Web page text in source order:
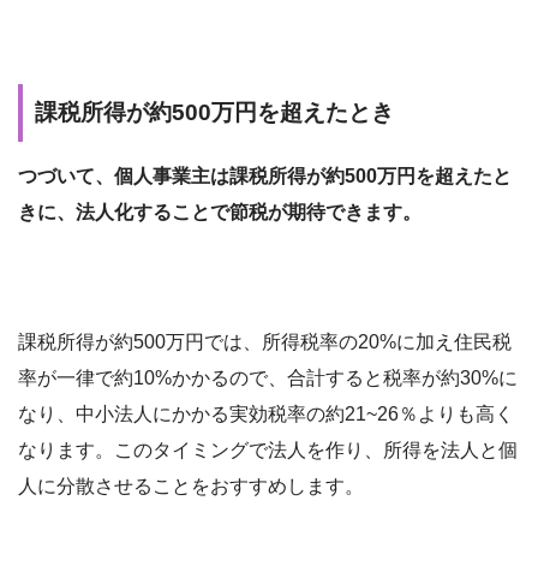
課税所得が約500万円を超えたとき
つづいて、個人事業主は課税所得が約500万円を超えたと
きに、法人化することで節税が期待できます。
課税所得が約500万円では、所得税率の20%に加え住民税
率が一律で約10%かかるので、合計すると税率が約30%に
なり、中小法人にかかる実効税率の約21~26％よりも高く
なります。このタイミングで法人を作り、所得を法人と個
人に分散させることをおすすめします。